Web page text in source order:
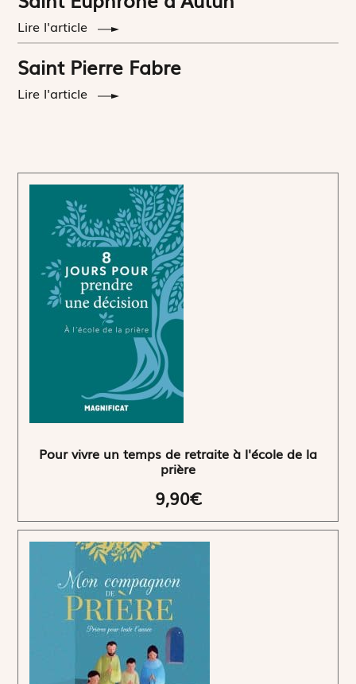
Lire l'article
Saint Pierre Fabre
Lire l'article
Pour vivre un temps de retraite à l'école de la
prière
9,90€